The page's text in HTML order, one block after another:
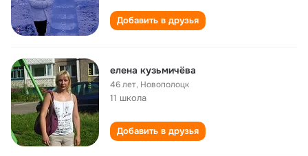
Добавить в друзья
елена кузьмичёва
46 лет, Новополоцк
11 школа
Добавить в друзья